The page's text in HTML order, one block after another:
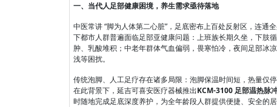
一、当代人足部健康困境，养生需求亟待落地
中医常讲 “脚为人体第二心脏”，足底密布上百处反射区，连
下都市人群普遍面临足部亚健康问题：上班族长期久坐，下肢
肿、乳酸堆积；中老年群体气血偏弱，畏寒怕冷，夜间足部冰
浅等困扰。
传统泡脚、人工足疗存在诸多局限：泡脚保温时间短，热量仅
在此背景下，延吉可喜安医疗器械推出KCM-3100 足部温热脉
时随地完成足底深度养护，为全年龄段人群提供便捷、安全的居